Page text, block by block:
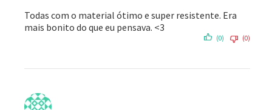
Todas com o material ótimo e super resistente. Era
mais bonito do que eu pensava. <3
(0) (0)